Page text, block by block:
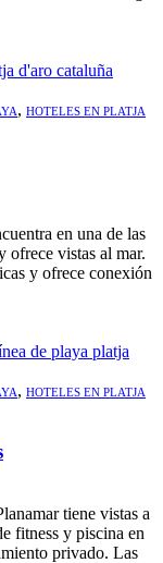
, HOTELES EN PLATJA
en una de las
ofrece vistas al mar.
y ofrece conexión
, HOTELES EN PLATJA
tiene vistas a
fitness y piscina en
privado. Las